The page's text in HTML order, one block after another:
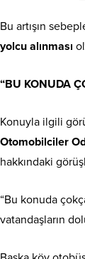
Bu artışın
yolcu alınması
“BU KONUDA
Konuyla ilgili
Otomobilciler
hakkındaki
“Bu konuda
vatandaşların